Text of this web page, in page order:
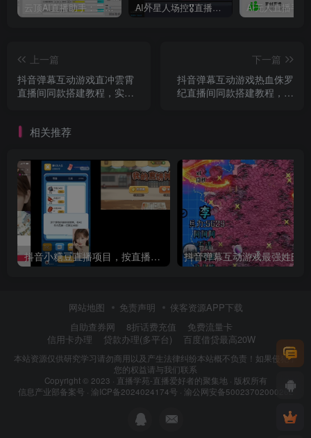
云顶AI直播助手：二代模型自然逼真、AI语音训练器、 AI语音无人直播机器人新方案，支持多个平台 AI外星人场控🎖直播爆单助手，一款专门为直播人打造的直播辅助软件，支持商品带货、KS团购，手机开播、伴侣开播均可
上一篇
抖音弹幕互动游戏直冲雲霄
直播间同款搭建教程，实时
下一篇
抖音弹幕互动游戏热血侏罗
纪直播间同款搭建教程，实
相关推荐
抖音小糖豆直播项目，按直播间点击获得收益
网站地图 免责声明
侠客资源APP下载
自助查券网
8折话费充值
免费流量卡
信用卡办理
贷款办理(多平台) 百度借贷最高20W
本站资源仅供研究学习请勿商用以及产生法律纠纷本站概不负责！如果侵犯了
您的权益请与我们联系
Copyright © 2023 · 直播学苑-直播爱好者的聚集地· 版权所有
信息产业部备案号 · 渝ICP备2024024174号 · 渝公网安备50023702000262